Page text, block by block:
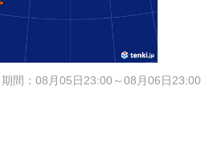
期間：08月05日23:00～08月06日23:00